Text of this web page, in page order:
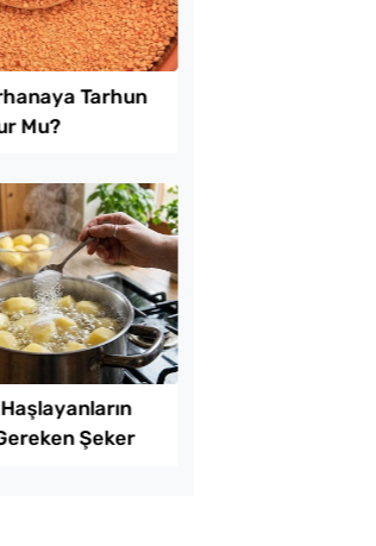
Böreği Tarifi